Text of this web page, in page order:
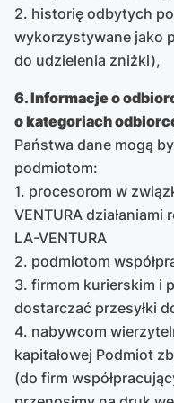
2. historię odbytych
wykorzystywane jako
do udzielenia zniżki),
6. Informacje o
o kategoriach
Państwa dane mogą
podmiotom:
1. procesorom w
VENTURA
LA-VENTURA
2. podmiotom
3. firmom kurierskim i
dostarczać przesyłki
4. nabywcom
kapitałowej Podmiot
(do firm